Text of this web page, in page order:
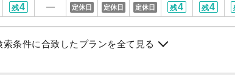
残4 定休日 定休日 定休日 残4 残4
索条件に合致したプランを全て見る